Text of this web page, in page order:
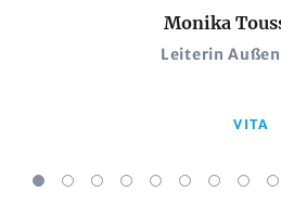
Monika
Leiterin
VITA